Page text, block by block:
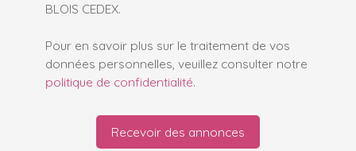
BLOIS CEDEX.
Pour en savoir plus sur le traitement de vos
données personnelles, veuillez consulter notre
politique de confidentialité.
Recevoir des annonces